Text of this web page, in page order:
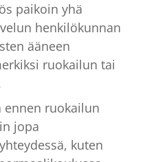
paikoin yhä
henkilökunnan
ääneen
ruokailun tai
ennen ruokailun
jopa
kuten